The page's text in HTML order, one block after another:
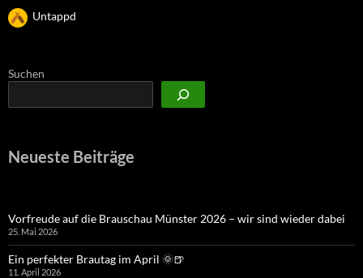
Untappd
Suchen
Neueste Beiträge
Vorfreude auf die Brauschau Münster 2026 – wir sind wieder dabei
25. Mai 2026
Ein perfekter Brautag im April 🌞🍺
11. April 2026